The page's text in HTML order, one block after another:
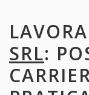
SRL: